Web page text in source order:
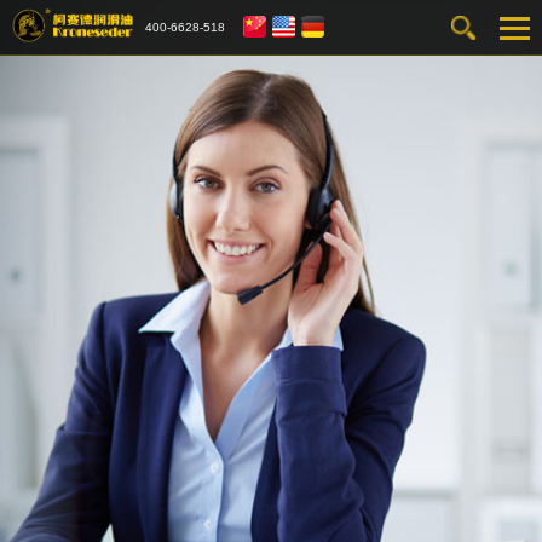
400-6628-518